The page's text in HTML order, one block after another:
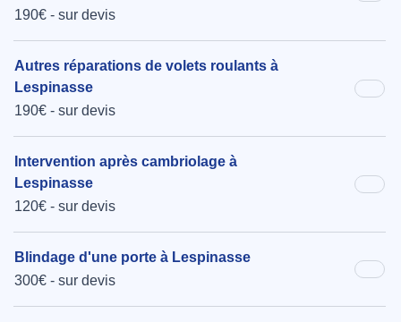
190€ - sur devis
Autres réparations de volets roulants à
Lespinasse
190€ - sur devis
Intervention après cambriolage à
Lespinasse
120€ - sur devis
Blindage d'une porte à Lespinasse
300€ - sur devis